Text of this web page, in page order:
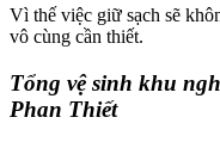
Panel
Panel
Panel
Vì thế việc giữ sạch sẽ
vô cùng cần thiết.
Tổng vệ sinh khu
Phan Thiết